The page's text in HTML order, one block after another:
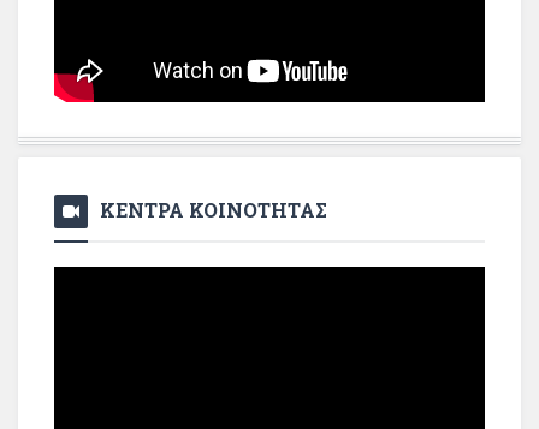
ΚΕΝΤΡΑ ΚΟΙΝΟΤΗΤΑΣ